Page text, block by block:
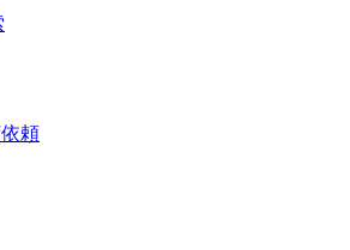
頼